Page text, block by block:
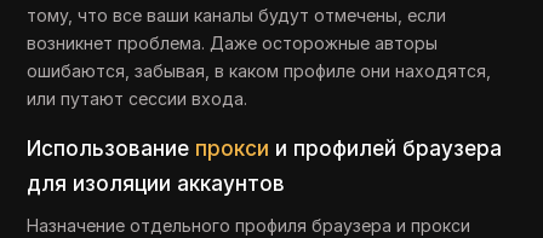
тому, что все ваши каналы будут отмечены, если
возникнет проблема. Даже осторожные авторы
ошибаются, забывая, в каком профиле они находятся,
или путают сессии входа.
Использование прокси и профилей браузера
для изоляции аккаунтов
Назначение отдельного профиля браузера и прокси